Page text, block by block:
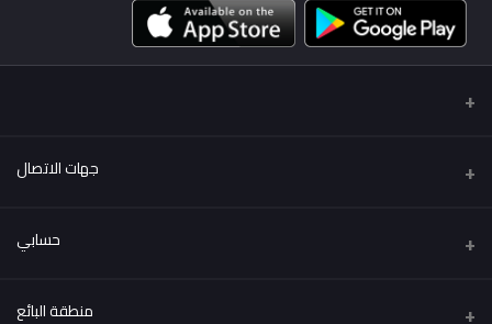
جهات الاتصال
عنوان
Babamisr Shopping
هاتف
حسابي
تسجيل الدخول منطقة البائع